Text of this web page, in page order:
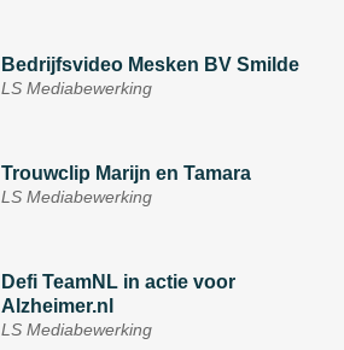
Bedrijfsvideo Mesken BV Smilde
LS Mediabewerking
Trouwclip Marijn en Tamara
LS Mediabewerking
Defi TeamNL in actie voor
Alzheimer.nl
LS Mediabewerking